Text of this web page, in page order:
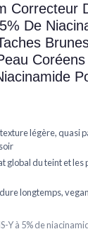
Correcteur
De
légère, quasi
global du teint et les
longtemps,
Y à 5% de